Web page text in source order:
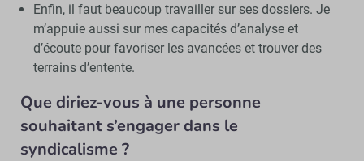
Enfin, il faut beaucoup travailler sur ses dossiers. Je
m’appuie aussi sur mes capacités d’analyse et
d’écoute pour favoriser les avancées et trouver des
terrains d’entente.
Que diriez-vous à une personne
souhaitant s’engager dans le
syndicalisme ?